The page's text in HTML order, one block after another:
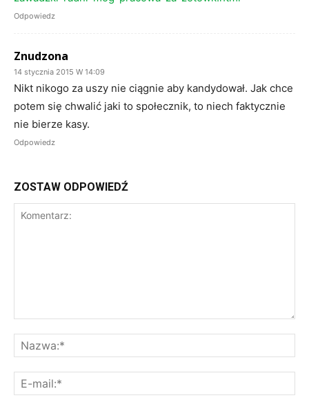
Odpowiedz
Znudzona
14 stycznia 2015 W 14:09
Nikt nikogo za uszy nie ciągnie aby kandydował. Jak chce
potem się chwalić jaki to społecznik, to niech faktycznie
nie bierze kasy.
Odpowiedz
ZOSTAW ODPOWIEDŹ